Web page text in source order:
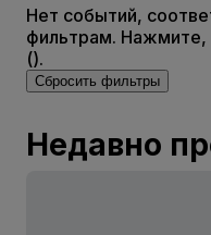
Нет событий,
фильтрам. Нажмите,
().
Сбросить фильтры
Недавно